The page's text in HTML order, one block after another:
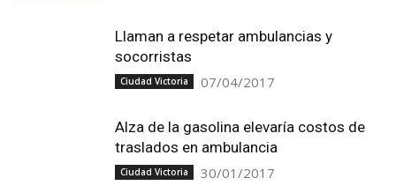
Llaman a respetar ambulancias y
socorristas
Ciudad Victoria 07/04/2017
Alza de la gasolina elevaría costos de
traslados en ambulancia
Ciudad Victoria 30/01/2017